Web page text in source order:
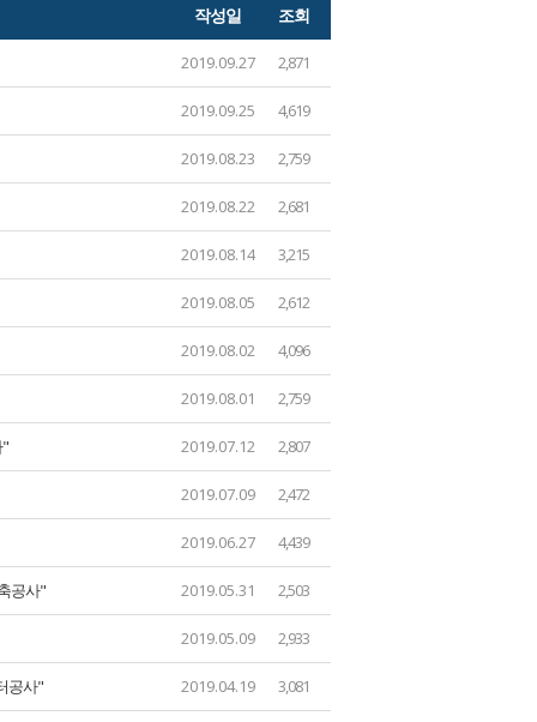
작성일 조회
2019.09.27 2,871
2019.09.25 4,619
2019.08.23 2,759
2019.08.22 2,681
2019.08.14 3,215
2019.08.05 2,612
2019.08.02 4,096
2019.08.01 2,759
" 2019.07.12 2,807
2019.07.09 2,472
2019.06.27 4,439
공사" 2019.05.31 2,503
2019.05.09 2,933
공사" 2019.04.19 3,081